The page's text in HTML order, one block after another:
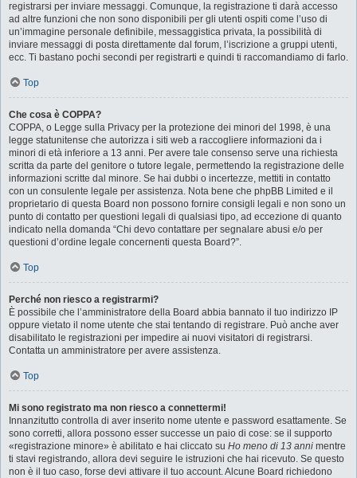
registrarsi per inviare messaggi. Comunque, la registrazione ti darà accesso
ad altre funzioni che non sono disponibili per gli utenti ospiti come l’uso di
un’immagine personale definibile, messaggistica privata, la possibilità di
inviare messaggi di posta direttamente dal forum, l’iscrizione a gruppi utenti,
ecc. Ti bastano pochi secondi per registrarti e quindi ti raccomandiamo di farlo.
Top
Che cosa è COPPA?
COPPA, o Legge sulla Privacy per la protezione dei minori del 1998, è una
legge statunitense che autorizza i siti web a raccogliere informazioni da i
minori di età inferiore a 13 anni. Per avere tale consenso serve una richiesta
scritta da parte del genitore o tutore legale, permettendo la registrazione delle
informazioni scritte dal minore. Se hai dubbi o incertezze, mettiti in contatto
con un consulente legale per assistenza. Nota bene che phpBB Limited e il
proprietario di questa Board non possono fornire consigli legali e non sono un
punto di contatto per questioni legali di qualsiasi tipo, ad eccezione di quanto
indicato nella domanda “Chi devo contattare per segnalare abusi e/o per
questioni d’ordine legale concernenti questa Board?”.
Top
Perché non riesco a registrarmi?
È possibile che l’amministratore della Board abbia bannato il tuo indirizzo IP
oppure vietato il nome utente che stai tentando di registrare. Può anche aver
disabilitato le registrazioni per impedire ai nuovi visitatori di registrarsi.
Contatta un amministratore per avere assistenza.
Top
Mi sono registrato ma non riesco a connettermi!
Innanzitutto controlla di aver inserito nome utente e password esattamente. Se
sono corretti, allora possono esser successe un paio di cose: se il supporto
«registrazione minore» è abilitato e hai cliccato su Ho meno di 13 anni mentre
ti stavi registrando, allora devi seguire le istruzioni che hai ricevuto. Se questo
non è il tuo caso, forse devi attivare il tuo account. Alcune Board richiedono